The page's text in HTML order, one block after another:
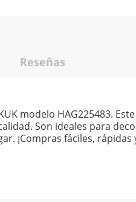
Reseñas
modelo HAG225483.
Son ideales para
¡Compras fáciles, rápidas